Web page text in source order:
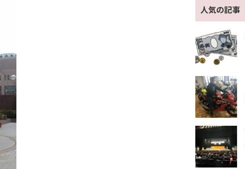
人気の記事